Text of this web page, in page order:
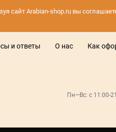
сайт Arabian-shop.ru вы
и ответы О нас Как
Пн—Вс: с 11:00-